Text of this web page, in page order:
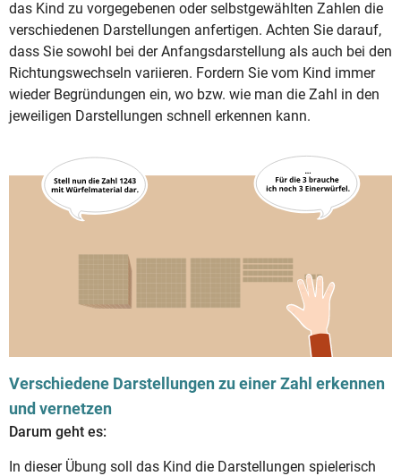
das Kind zu vorgegebenen oder selbstgewählten Zahlen die
verschiedenen Darstellungen anfertigen. Achten Sie darauf,
dass Sie sowohl bei der Anfangsdarstellung als auch bei den
Richtungswechseln variieren. Fordern Sie vom Kind immer
wieder Begründungen ein, wo bzw. wie man die Zahl in den
jeweiligen Darstellungen schnell erkennen kann.
Verschiedene Darstellungen zu einer Zahl erkennen
und vernetzen
Darum geht es:
In dieser Übung soll das Kind die Darstellungen spielerisch